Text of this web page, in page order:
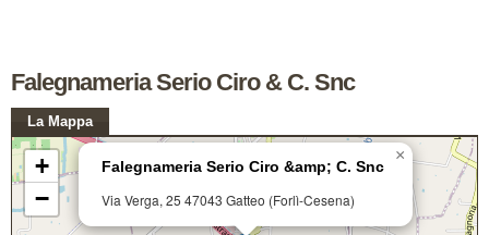
Falegnameria Serio Ciro & C. Snc
La Mappa
Falegnameria Serio Ciro &amp; C. Snc
Via Verga, 25 47043 Gatteo (Forlì-Cesena)
×
+
−